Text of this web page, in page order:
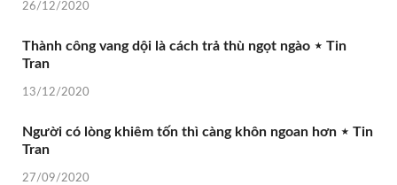
26/12/2020
Thành công vang dội là cách trả thù ngọt ngào ⋆ Tin
Tran
13/12/2020
Người có lòng khiêm tốn thì càng khôn ngoan hơn ⋆ Tin
Tran
27/09/2020